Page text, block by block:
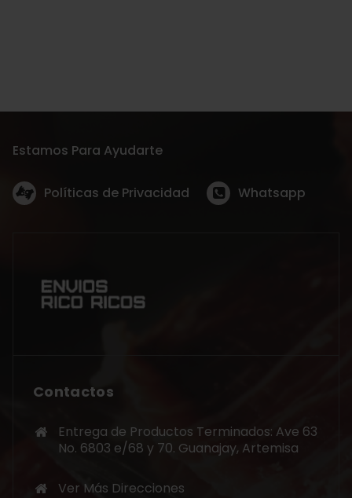
Estamos Para Ayudarte
Políticas de Privacidad Whatsapp
Contactos
Entrega de Productos Terminados: Ave 63
No. 6803 e/68 y 70. Guanajay, Artemisa
Ver Más Direcciones